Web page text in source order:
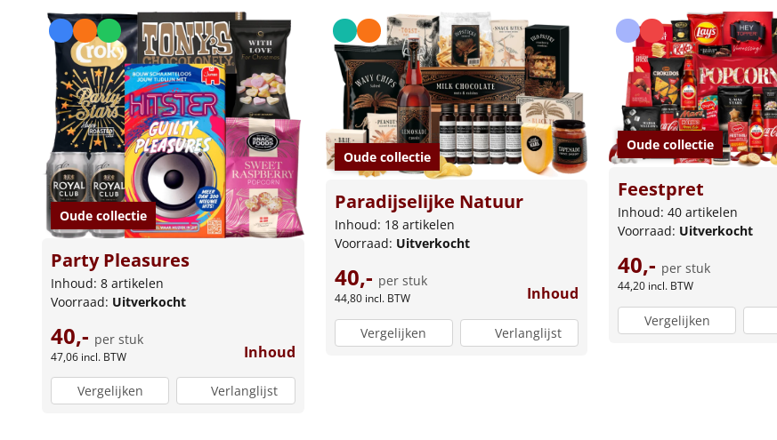
Oude collectie
Party Pleasures
Inhoud: 8 artikelen
Voorraad: Uitverkocht
40,- per stuk
47,06 incl. BTW Inhoud
Vergelijken Verlanglijst
Oude collectie
Paradijselijke Natuur
Inhoud: 18 artikelen
Voorraad: Uitverkocht
40,- per stuk
44,80 incl. BTW Inhoud
Vergelijken Verlanglijst
Oude collectie
Feestpret
Inhoud: 40 artikelen
Voorraad: Uitverkocht
40,- per stuk
44,20 incl. BTW
Vergelijken